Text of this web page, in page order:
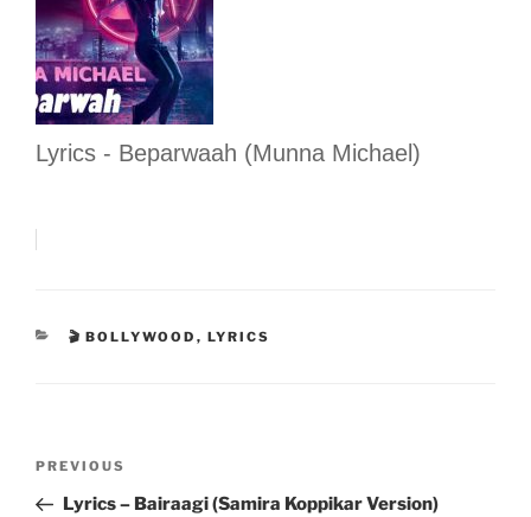
Lyrics - Beparwaah (Munna Michael)
CATEGORIES
🎬 BOLLYWOOD , LYRICS
Previous
Post
PREVIOUS
Lyrics – Bairaagi (Samira Koppikar Version)